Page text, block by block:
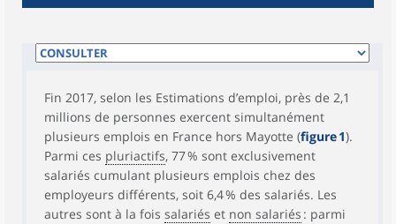
Fin 2017, selon les Estimations d’emploi, près de 2,1
millions de personnes exercent simultanément
plusieurs emplois en France hors Mayotte (figure 1).
Parmi ces pluriactifs, 77 % sont exclusivement
salariés cumulant plusieurs emplois chez des
employeurs différents, soit 6,4 % des salariés. Les
autres sont à la fois salariés et non salariés : parmi